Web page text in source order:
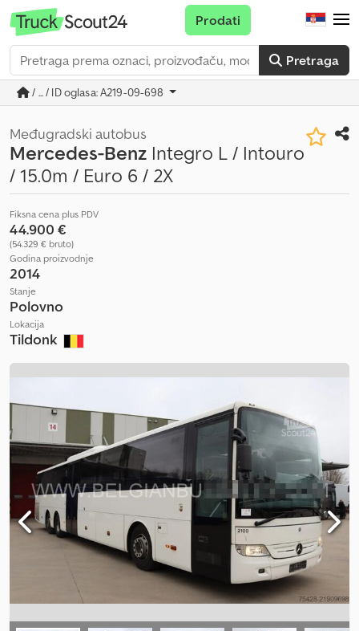
Pretraga
Prodati
/ ... / ID oglasa: A219-09-698
Međugradski autobus
Mercedes-Benz Integro L / Intouro
/ 15.0m / Euro 6 / 2X
Fiksna cena plus PDV
44.900 €
(54.329 € bruto)
Godina proizvodnje
2014
Stanje
Polovno
Lokacija
Tildonk